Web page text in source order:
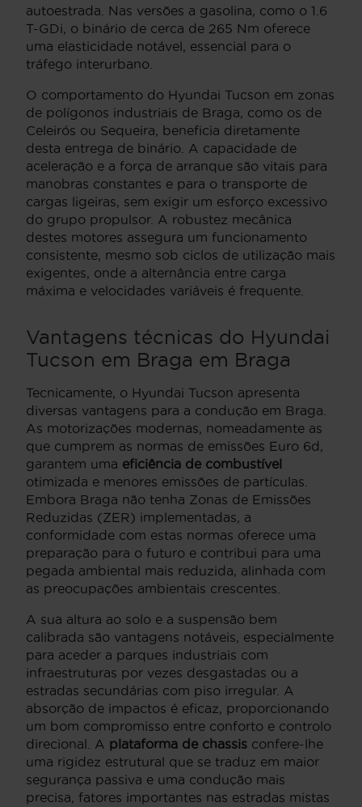
autoestrada. Nas versões a gasolina, como o 1.6
T-GDi, o binário de cerca de 265 Nm oferece
uma elasticidade notável, essencial para o
tráfego interurbano.
O comportamento do Hyundai Tucson em zonas
de polígonos industriais de Braga, como os de
Celeirós ou Sequeira, beneficia diretamente
desta entrega de binário. A capacidade de
aceleração e a força de arranque são vitais para
manobras constantes e para o transporte de
cargas ligeiras, sem exigir um esforço excessivo
do grupo propulsor. A robustez mecânica
destes motores assegura um funcionamento
consistente, mesmo sob ciclos de utilização mais
exigentes, onde a alternância entre carga
máxima e velocidades variáveis é frequente.
Vantagens técnicas do Hyundai
Tucson em Braga em Braga
Tecnicamente, o Hyundai Tucson apresenta
diversas vantagens para a condução em Braga.
As motorizações modernas, nomeadamente as
que cumprem as normas de emissões Euro 6d,
garantem uma eficiência de combustível
otimizada e menores emissões de partículas.
Embora Braga não tenha Zonas de Emissões
Reduzidas (ZER) implementadas, a
conformidade com estas normas oferece uma
preparação para o futuro e contribui para uma
pegada ambiental mais reduzida, alinhada com
as preocupações ambientais crescentes.
A sua altura ao solo e a suspensão bem
calibrada são vantagens notáveis, especialmente
para aceder a parques industriais com
infraestruturas por vezes desgastadas ou a
estradas secundárias com piso irregular. A
absorção de impactos é eficaz, proporcionando
um bom compromisso entre conforto e controlo
direcional. A plataforma de chassis confere-lhe
uma rigidez estrutural que se traduz em maior
segurança passiva e uma condução mais
precisa, fatores importantes nas estradas mistas